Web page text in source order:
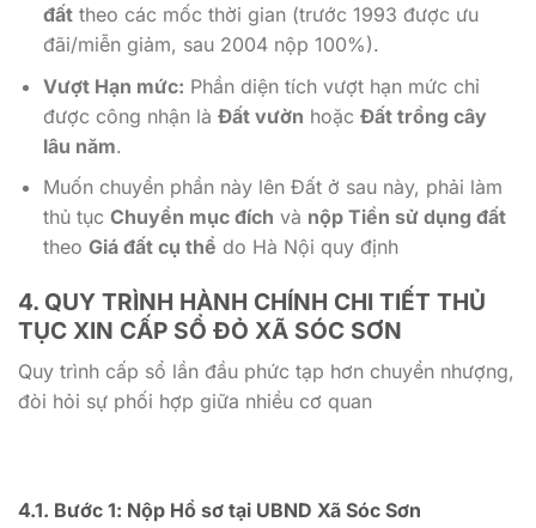
đấttheo các mốc thời gian (trước 1993 được ưu
đãi/miễn giảm, sau 2004 nộp 100%).
Vượt Hạn mức: Phần diện tích vượt hạn mức chỉ
được công nhận là Đất vườn hoặc Đất trồng cây
lâu năm.
Muốn chuyển phần này lên Đất ở sau này, phải làm
thủ tục Chuyển mục đích và nộp Tiền sử dụng đất
theo Giá đất cụ thể do Hà Nội quy định
4. QUY TRÌNH HÀNH CHÍNH CHI TIẾT THỦ
TỤC XIN CẤP SỔ ĐỎ XÃ SÓC SƠN
Quy trình cấp sổ lần đầu phức tạp hơn chuyển nhượng,
đòi hỏi sự phối hợp giữa nhiều cơ quan
4.1. Bước 1: Nộp Hồ sơ tại UBND Xã Sóc Sơn